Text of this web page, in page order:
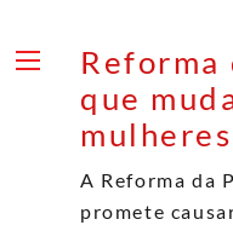
to
content
MenuReforma
que
A Reforma da
promete